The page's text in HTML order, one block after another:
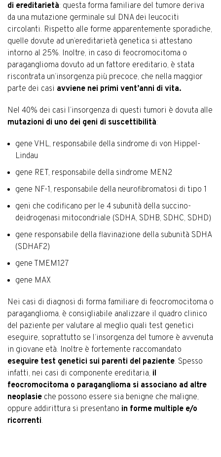
di ereditarietà: questa forma familiare del tumore deriva
da una mutazione germinale sul DNA dei leucociti
circolanti. Rispetto alle forme apparentemente sporadiche,
quelle dovute ad un’ereditarietà genetica si attestano
intorno al 25%. Inoltre, in caso di feocromocitoma o
paraganglioma dovuto ad un fattore ereditario, è stata
riscontrata un’insorgenza più precoce, che nella maggior
parte dei casi avviene nei primi vent’anni di vita.
Nel 40% dei casi l’insorgenza di questi tumori è dovuta alle
mutazioni di uno dei geni di suscettibilità:
gene VHL, responsabile della sindrome di von Hippel-
Lindau
gene RET, responsabile della sindrome MEN2
gene NF-1, responsabile della neurofibromatosi di tipo 1
geni che codificano per le 4 subunità della succino-
deidrogenasi mitocondriale (SDHA, SDHB, SDHC, SDHD)
gene responsabile della flavinazione della subunità SDHA
(SDHAF2)
gene TMEM127
gene MAX
Nei casi di diagnosi di forma familiare di feocromocitoma o
paraganglioma, è consigliabile analizzare il quadro clinico
del paziente per valutare al meglio quali test genetici
eseguire, soprattutto se l’insorgenza del tumore è avvenuta
in giovane età. Inoltre è fortemente raccomandato
eseguire test genetici sui parenti del paziente. Spesso
infatti, nei casi di componente ereditaria, il
feocromocitoma o paraganglioma si associano ad altre
neoplasie che possono essere sia benigne che maligne,
oppure addirittura si presentano in forme multiple e/o
ricorrenti.